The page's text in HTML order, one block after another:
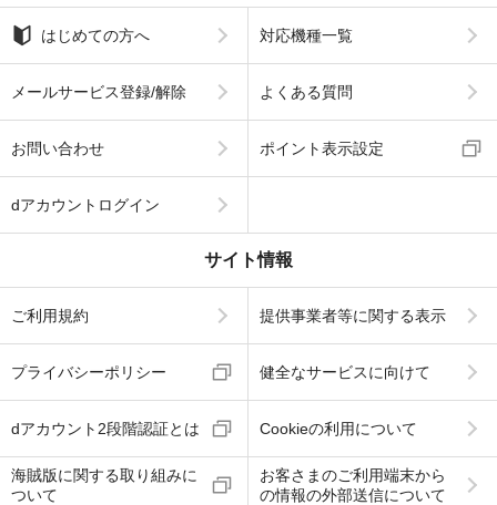
はじめての方へ 対応機種一覧
メールサービス登録/解除 よくある質問
お問い合わせ ポイント表示設定
dアカウントログイン
サイト情報
ご利用規約 提供事業者等に関する表示
プライバシーポリシー 健全なサービスに向けて
dアカウント2段階認証とは Cookieの利用について
海賊版に関する取り組みに
ついて
お客さまのご利用端末から
の情報の外部送信について